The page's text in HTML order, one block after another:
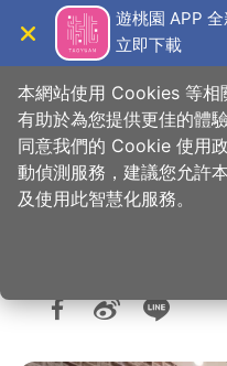
主
遊桃園 APP
立即下載
首頁 > 想去的地方 > 住宿 > 旅
賓利酒店
本網站使用 Cookies 等相
有助於為您提供更佳的體
同意我們的 Cookie 使用
動偵測服務，建議您允許
及使用此智慧化服務。